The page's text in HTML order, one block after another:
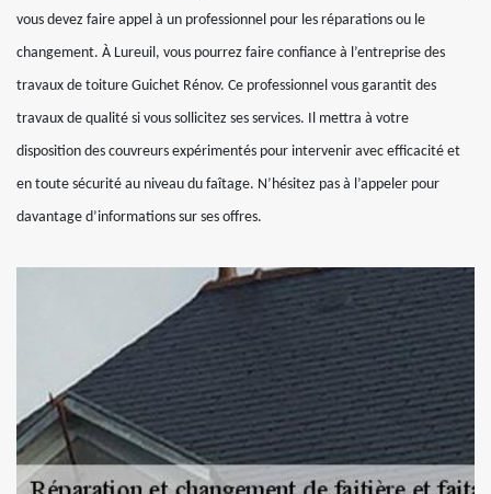
vous devez faire appel à un professionnel pour les réparations ou le
changement. À Lureuil, vous pourrez faire confiance à l’entreprise des
travaux de toiture Guichet Rénov. Ce professionnel vous garantit des
travaux de qualité si vous sollicitez ses services. Il mettra à votre
disposition des couvreurs expérimentés pour intervenir avec efficacité et
en toute sécurité au niveau du faîtage. N’hésitez pas à l’appeler pour
davantage d’informations sur ses offres.